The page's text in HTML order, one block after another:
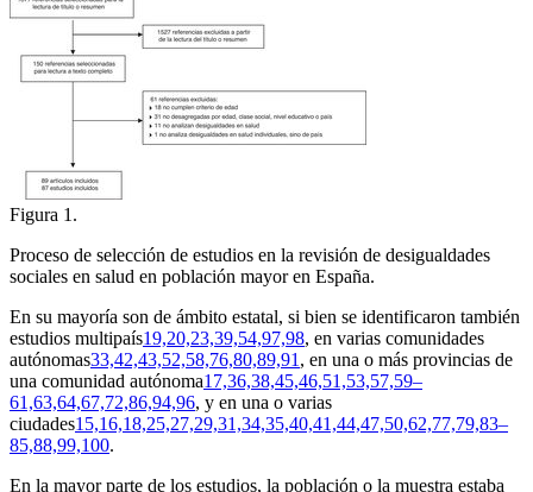
Figura 1.
Proceso de selección de estudios en la revisión de desigualdades
sociales en salud en población mayor en España.
En su mayoría son de ámbito estatal, si bien se identificaron también
estudios multipaís19,20,23,39,54,97,98, en varias comunidades
autónomas33,42,43,52,58,76,80,89,91 , en una o más provincias de
una comunidad autónoma17,36,38,45,46,51,53,57,59–
61,63,64,67,72,86,94,96, y en una o varias
ciudades15,16,18,25,27,29,31,34,35,40,41,44,47,50,62,77,79,83–
85,88,99,100.
En la mayor parte de los estudios, la población o la muestra estaba